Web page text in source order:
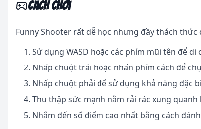
Cách chơi
Funny Shooter rất dễ học nhưng đầy thách
Sử dụng WASD hoặc các phím mũi tên để di
Nhấp chuột trái hoặc nhấn phím cách để
Nhấp chuột phải để sử dụng khả năng đặc
Thu thập sức mạnh nằm rải rác xung
Nhắm đến số điểm cao nhất bằng cách